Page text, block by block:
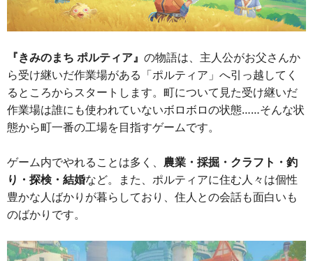
『きみのまち ポルティア』 の物語は、主人公がお父さんか
ら受け継いだ作業場がある「ポルティア」へ引っ越してく
るところからスタートします。町について見た受け継いだ
作業場は誰にも使われていないボロボロの状態……そんな状
態から町一番の工場を目指すゲームです。
ゲーム内でやれることは多く、 農業・採掘・クラフト・釣
り・探検・結婚など。また、ポルティアに住む人々は個性
豊かな人ばかりが暮らしており、住人との会話も面白いも
のばかりです。